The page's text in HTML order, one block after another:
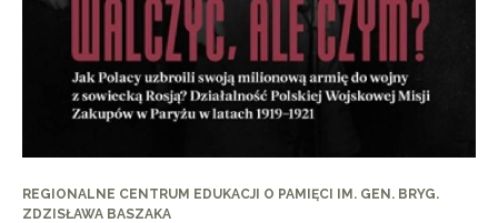
REGIONALNE CENTRUM EDUKACJI O PAMIĘCI IM. GEN. BRYG.
ZDZISŁAWA BASZAKA